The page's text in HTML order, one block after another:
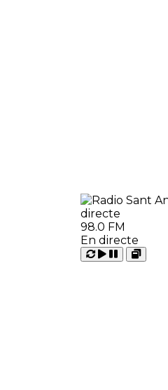
98.0 FM
En directe
Carregant
Reproduir
Pausar
Open